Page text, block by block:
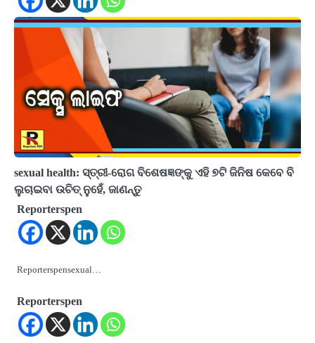
sexual health: ସ୍ତ୍ରୀ-ରୋଗ ବିଶେଷଜ୍ଞଙ୍କୁ ଏହି ୭ଟି ଜିନିଷ କେବେ ବି
ଲୁଚାଇବା ଉଚିତ୍ ନୁହେଁ, ଜାଣନ୍ତୁ
Reporterspen
Reporterspensexual…
Reporterspen